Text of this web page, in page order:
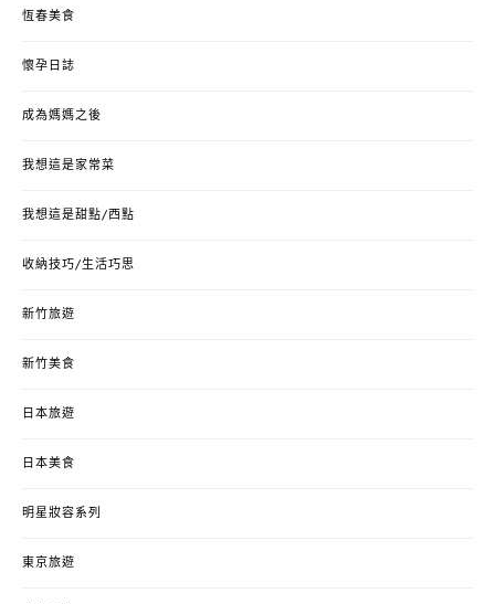
恆春美食
懷孕日誌
成為媽媽之後
我想這是家常菜
我想這是甜點/西點
收納技巧/生活巧思
新竹旅遊
新竹美食
日本旅遊
日本美食
明星妝容系列
東京旅遊